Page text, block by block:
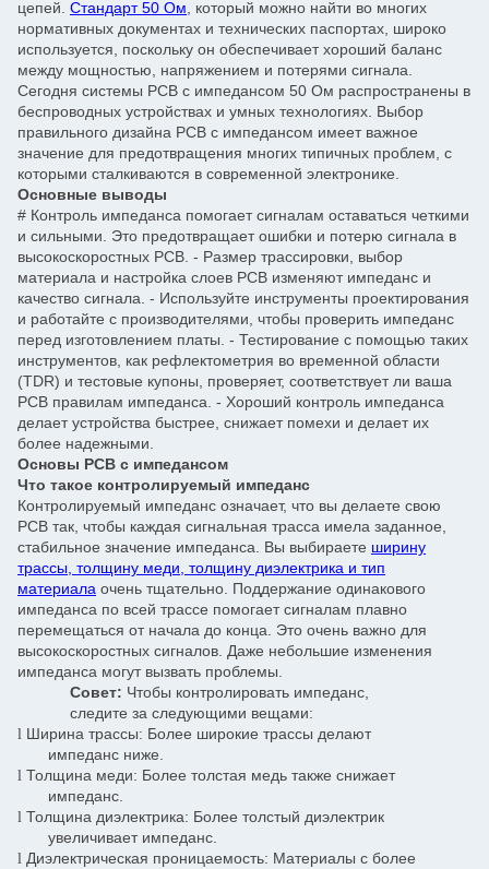
цепей. Стандарт 50 Ом, который можно найти во многих
нормативных документах и технических паспортах, широко
используется, поскольку он обеспечивает хороший баланс
между мощностью, напряжением и потерями сигнала.
Сегодня системы PCB с импедансом 50 Ом распространены в
беспроводных устройствах и умных технологиях. Выбор
правильного дизайна PCB с импедансом имеет важное
значение для предотвращения многих типичных проблем, с
которыми сталкиваются в современной электронике.
Основные выводы
# Контроль импеданса помогает сигналам оставаться четкими
и сильными. Это предотвращает ошибки и потерю сигнала в
высокоскоростных PCB. - Размер трассировки, выбор
материала и настройка слоев PCB изменяют импеданс и
качество сигнала. - Используйте инструменты проектирования
и работайте с производителями, чтобы проверить импеданс
перед изготовлением платы. - Тестирование с помощью таких
инструментов, как рефлектометрия во временной области
(TDR) и тестовые купоны, проверяет, соответствует ли ваша
PCB правилам импеданса. - Хороший контроль импеданса
делает устройства быстрее, снижает помехи и делает их
более надежными.
Основы PCB с импедансом
Что такое контролируемый импеданс
Контролируемый импеданс означает, что вы делаете свою
PCB так, чтобы каждая сигнальная трасса имела заданное,
стабильное значение импеданса. Вы выбираете ширину
трассы, толщину меди, толщину диэлектрика и тип
материала очень тщательно. Поддержание одинакового
импеданса по всей трассе помогает сигналам плавно
перемещаться от начала до конца. Это очень важно для
высокоскоростных сигналов. Даже небольшие изменения
импеданса могут вызвать проблемы.
Совет: Чтобы контролировать импеданс,
следите за следующими вещами:
l Ширина трассы: Более широкие трассы делают
импеданс ниже.
l Толщина меди: Более толстая медь также снижает
импеданс.
l Толщина диэлектрика: Более толстый диэлектрик
увеличивает импеданс.
l Диэлектрическая проницаемость: Материалы с более